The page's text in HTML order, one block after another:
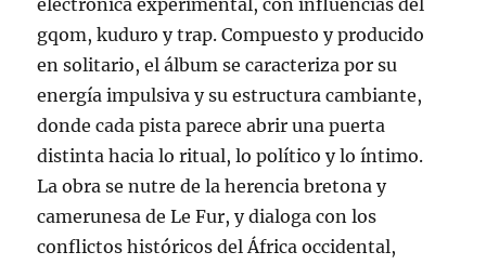
electrónica experimental, con influencias del
gqom, kuduro y trap. Compuesto y producido
en solitario, el álbum se caracteriza por su
energía impulsiva y su estructura cambiante,
donde cada pista parece abrir una puerta
distinta hacia lo ritual, lo político y lo íntimo.
La obra se nutre de la herencia bretona y
camerunesa de Le Fur, y dialoga con los
conflictos históricos del África occidental,